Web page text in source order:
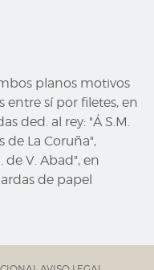
planos motivos
entre sí por filetes, en
ded. al rey: "Á S.M.
de La Coruña",
V. Abad", en
de papel